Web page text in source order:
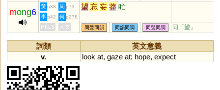
mong6
黃 p38 周 p73 望 忘 妄 莽 盳
李 p42 何 p278
HKLS 人文 同聲同韻 同韻同調 同聲同調 同「望 」
詞類
英文意義
v.
look at, gaze at; hope, expect